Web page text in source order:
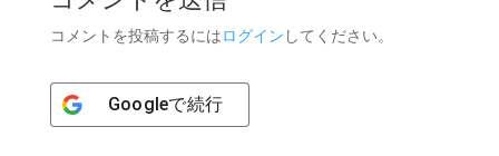
コメントを投稿するにはログイン してください。
Googleで続行